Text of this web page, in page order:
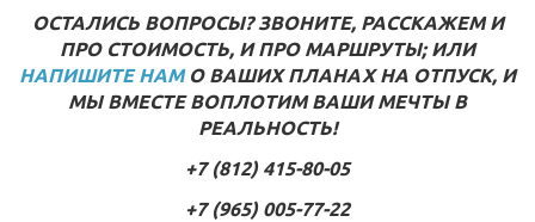
ОСТАЛИСЬ ВОПРОСЫ? ЗВОНИТЕ, РАССКАЖЕМ И
ПРО СТОИМОСТЬ, И ПРО МАРШРУТЫ; ИЛИ
НАПИШИТЕ НАМО ВАШИХ ПЛАНАХ НА ОТПУСК, И
МЫ ВМЕСТЕ ВОПЛОТИМ ВАШИ МЕЧТЫ В
РЕАЛЬНОСТЬ!
+7 (812) 415-80-05
+7 (965) 005-77-22